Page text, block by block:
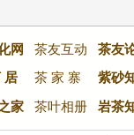
网 茶友互动
茶友
居
茶 家 寨 紫砂
家 茶叶相册 岩茶